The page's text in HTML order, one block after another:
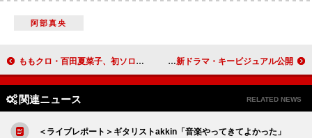
阿部真央
ももクロ・百田夏菜子、初ソロAL『ビタミンB』映像特典より「熱帯夜 Fantasy」ライブ映像公開 藤井流星（WEST.）×紺野彩夏がW主演、川島如恵留（Travis Japan）共演の新ドラマ・キービジュアル公開
関連ニュース RELATED NEWS
＜ライブレポート＞ギタリストakkin「音楽やってきてよかった」